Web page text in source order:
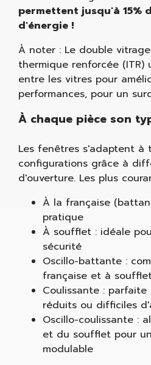
permettent jusqu'à 15%
d'énergie !
À noter : Le double
thermique renforcée
entre les vitres pour
performances, pour un
À chaque pièce son
Les fenêtres s'adaptent à
configurations grâce à
d'ouverture. Les plus
À la française
pratique
À soufflet : idéale
sécurité
Oscillo-battante :
française et à
Coulissante : parfaite
réduits ou difficiles
Oscillo-coulissante :
et du soufflet pour
modulable